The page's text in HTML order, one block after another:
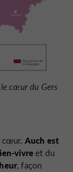
cœur du Gers
cœur. Auch est
vivreet du
, façon